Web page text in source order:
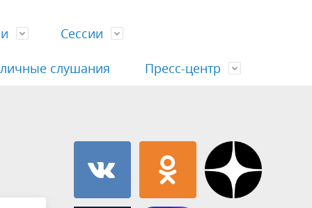
Объявления
Сессии
гражданами
имуществе, обязательствах
имущественного характера
слушания Пресс-центр